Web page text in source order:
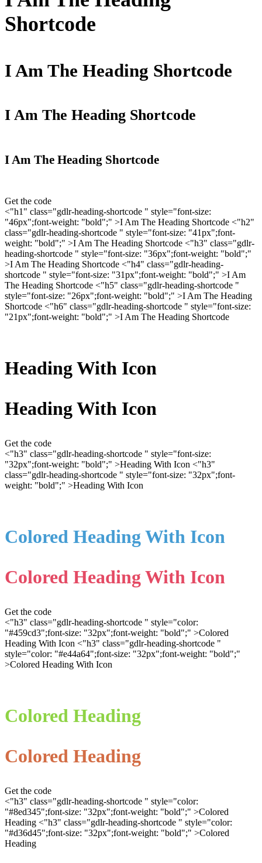
Shortcode
I Am The Heading Shortcode
I Am The Heading Shortcode
I Am The Heading Shortcode
Get the code
<"h1" class="gdlr-heading-shortcode " style="font-size:
"46px";font-weight: "bold";" >I Am The Heading Shortcode <"h2"
class="gdlr-heading-shortcode " style="font-size: "41px";font-
weight: "bold";" >I Am The Heading Shortcode <"h3" class="gdlr-
heading-shortcode " style="font-size: "36px";font-weight: "bold";"
>I Am The Heading Shortcode <"h4" class="gdlr-heading-
shortcode " style="font-size: "31px";font-weight: "bold";" >I Am
The Heading Shortcode <"h5" class="gdlr-heading-shortcode "
style="font-size: "26px";font-weight: "bold";" >I Am The Heading
Shortcode <"h6" class="gdlr-heading-shortcode " style="font-size:
"21px";font-weight: "bold";" >I Am The Heading Shortcode
Heading With Icon
Heading With Icon
Get the code
<"h3" class="gdlr-heading-shortcode " style="font-size:
"32px";font-weight: "bold";" >Heading With Icon <"h3"
class="gdlr-heading-shortcode " style="font-size: "32px";font-
weight: "bold";" >Heading With Icon
Colored Heading With Icon
Colored Heading With Icon
Get the code
<"h3" class="gdlr-heading-shortcode " style="color:
"#459cd3";font-size: "32px";font-weight: "bold";" >Colored
Heading With Icon <"h3" class="gdlr-heading-shortcode "
style="color: "#e44a64";font-size: "32px";font-weight: "bold";"
>Colored Heading With Icon
Colored Heading
Colored Heading
Get the code
<"h3" class="gdlr-heading-shortcode " style="color:
"#8ed345";font-size: "32px";font-weight: "bold";" >Colored
Heading <"h3" class="gdlr-heading-shortcode " style="color:
"#d36d45";font-size: "32px";font-weight: "bold";" >Colored
Heading